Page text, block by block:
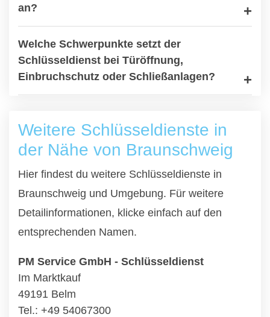
an?
Welche Schwerpunkte setzt der
Schlüsseldienst bei Türöffnung,
Einbruchschutz oder Schließanlagen?
Weitere Schlüsseldienste in
der Nähe von Braunschweig
Hier findest du weitere Schlüsseldienste in
Braunschweig und Umgebung. Für weitere
Detailinformationen, klicke einfach auf den
entsprechenden Namen.
PM Service GmbH - Schlüsseldienst
Im Marktkauf
49191 Belm
Tel.: +49 54067300